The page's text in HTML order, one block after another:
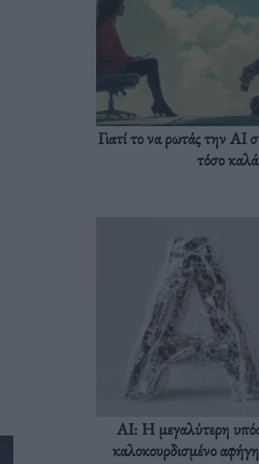
Γιατί το να ρωτάς την AI
τόσο καλά
AI: Η μεγαλύτερη
καλοκουρδισμένο